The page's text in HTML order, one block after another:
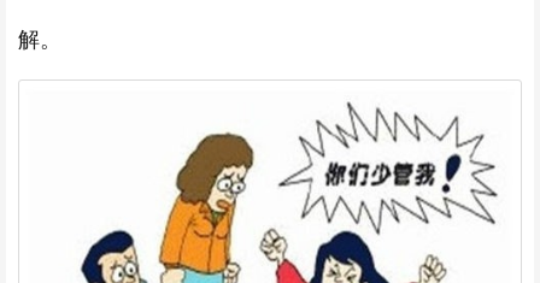
解。